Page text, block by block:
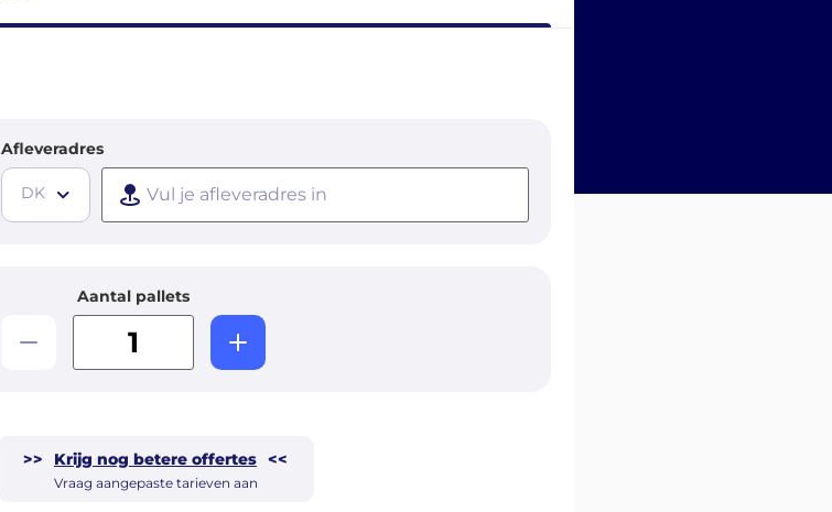
Afleveradres
DK
Aantal pallets
>> Krijg nog betere offertes <<
Vraag aangepaste tarieven aan